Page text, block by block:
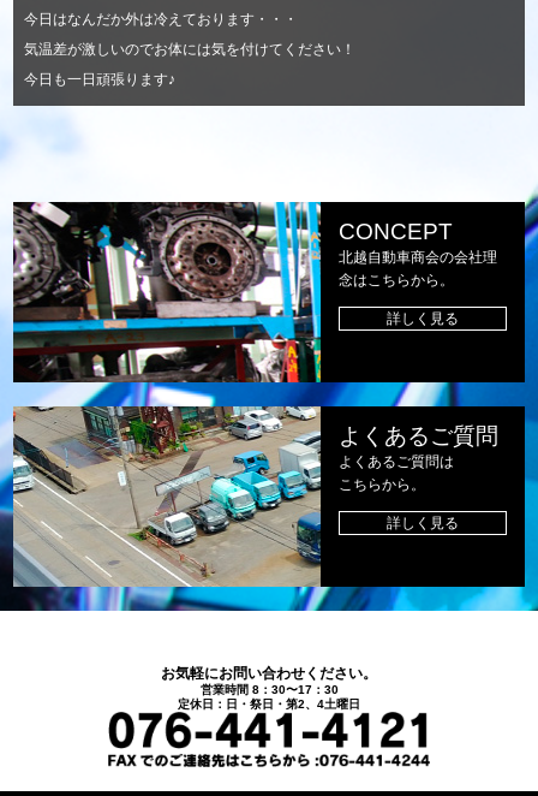
今日はなんだか外は冷えております・・・
気温差が激しいのでお体には気を付けてください！
今日も一日頑張ります♪
CONCEPT
北越自動車商会の会社理
念はこちらから。
詳しく見る
よくあるご質問
よくあるご質問は
こちらから。
詳しく見る
お気軽にお問い合わせください。
営業時間 8：30〜17：30
定休日：日・祭日・第2、4土曜日